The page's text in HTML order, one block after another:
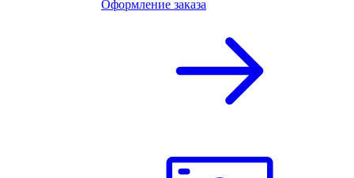
Оформление заказа